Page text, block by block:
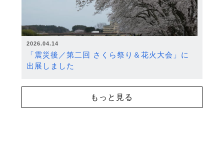
2026.04.14
「震災後／第二回 さくら祭り＆花火大会」に
出展しました
もっと見る